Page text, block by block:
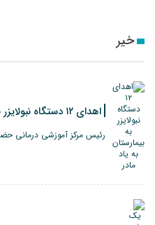
خیر
اهدای ۱۲ دستگاه نبولایزر به بیمارستان به یاد مادر
رئیس مرکز آموزشی درمانی